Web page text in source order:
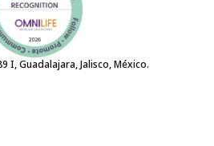
I, Guadalajara, Jalisco, México.